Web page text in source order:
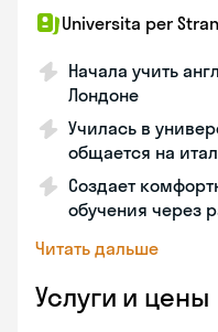
Universita per
Начала учить
Лондоне
Училась в
общается на
Создает
обучения через
Читать дальше
Услуги и цены